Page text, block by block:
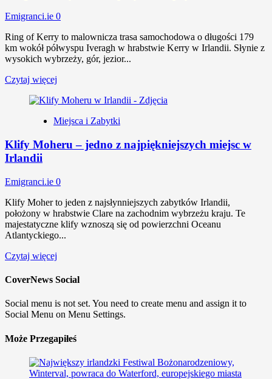
Emigranci.ie 0
Ring of Kerry to malownicza trasa samochodowa o długości 179
km wokół półwyspu Iveragh w hrabstwie Kerry w Irlandii. Słynie z
wysokich wybrzeży, gór, jezior...
Czytaj więcej
Miejsca i Zabytki
Klify Moheru – jedno z najpiękniejszych miejsc w
Irlandii
Emigranci.ie 0
Klify Moher to jeden z najsłynniejszych zabytków Irlandii,
położony w hrabstwie Clare na zachodnim wybrzeżu kraju. Te
majestatyczne klify wznoszą się od powierzchni Oceanu
Atlantyckiego...
Czytaj więcej
CoverNews Social
Social menu is not set. You need to create menu and assign it to
Social Menu on Menu Settings.
Może Przegapiłeś